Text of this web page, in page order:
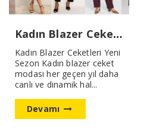
Kadın Blazer Ceketleri Yeni Sezon
Kadın Blazer Ceketleri Yeni
Sezon Kadın blazer ceket
modası her geçen yıl daha
canlı ve dinamik hal...
Devamı